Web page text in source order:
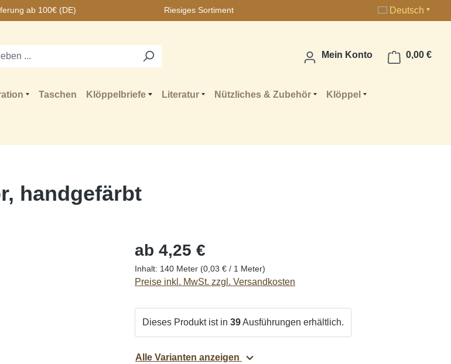
ab 100€ (DE) Riesiges Sortiment Deutsch
Mein Konto 0,00 €
Taschen Klöppelbriefe Literatur Nützliches & Zubehör Klöppel
handgefärbt
ab 4,25 €
Inhalt: 140 Meter (0,03 € / 1 Meter)
Preise inkl. MwSt. zzgl. Versandkosten
Dieses Produkt ist in 39Ausführungen erhältlich.
Alle Varianten anzeigen